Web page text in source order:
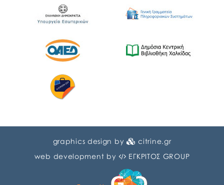
graphics design by
citrine.gr
web development by
ΕΓΚΡΙΤΟΣ GROUP